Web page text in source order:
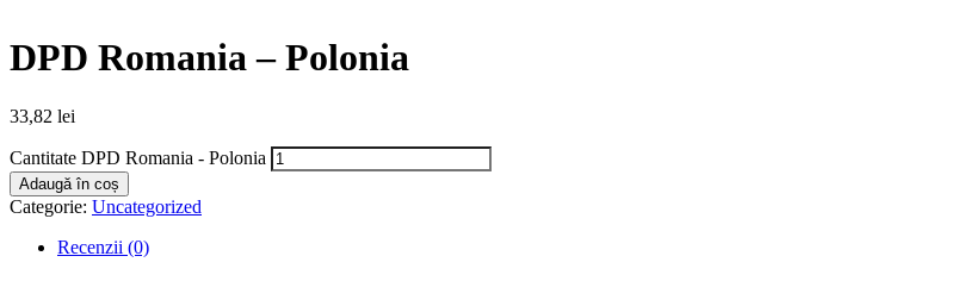
DPD Romania – Polonia
33,82 lei
Cantitate DPD Romania - Polonia
Adaugă în coș
Categorie: Uncategorized
Recenzii (0)